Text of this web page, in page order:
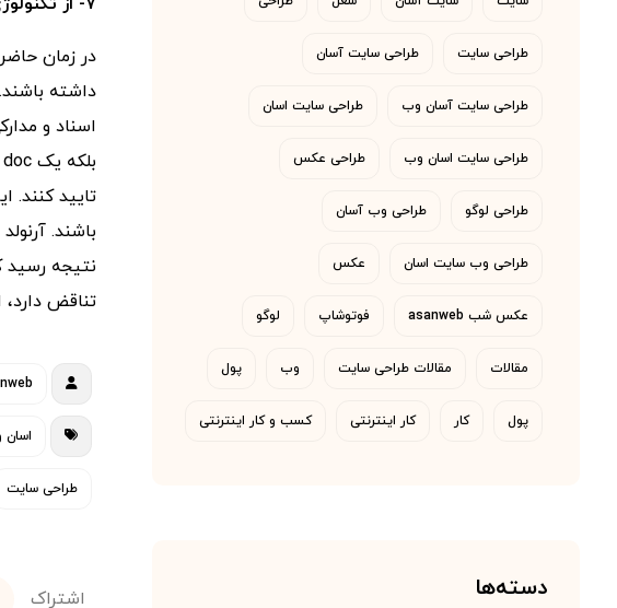
در زمان
داشته
اسناد و
تایید کنند.
باشند.
نتیجه رسید
تناقض
طراحی سایت
طراحی سایت طراحی سایت آسان
طراحی سایت آسان وب طراحی سایت اسان
طراحی سایت اسان وب طراحی عکس
طراحی لوگو طراحی وب آسان
طراحی وب سایت اسان عکس
عکس شب asanweb فوتوشاپ لوگو
مقالات مقالات طراحی سایت وب پول
پول کار کار اینترنتی کسب و کار اینترنتی
دسته‌ها